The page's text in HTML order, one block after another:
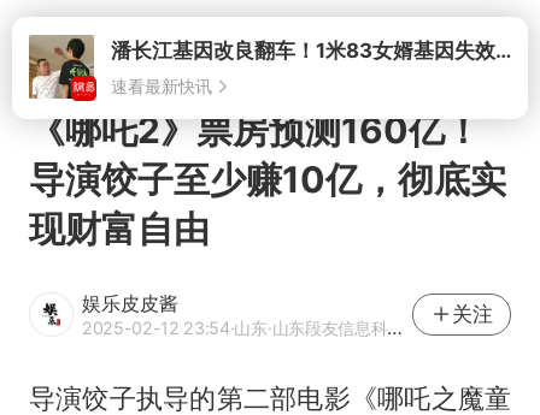
打开 潘长江基因改良翻车！1米83女婿基因失效，12岁外孙身高只到姥爷下巴
速看最新快讯
《哪吒2》票房预测160亿！
导演饺子至少赚10亿，彻底实
现财富自由
娱乐皮皮酱
2025-02-12 23:54·山东·山东段友信息科技有限公司项目经理
关注
导演饺子执导的第二部电影《哪吒之魔童